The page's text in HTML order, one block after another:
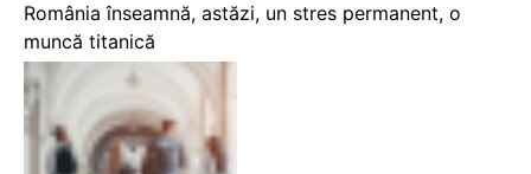
România înseamnă, astăzi, un stres permanent, o
muncă titanică